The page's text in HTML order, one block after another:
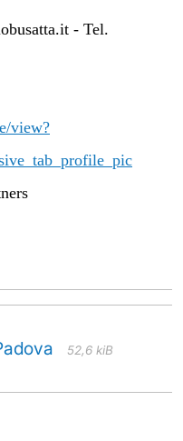
- Tel.
view?
52,6 kiB